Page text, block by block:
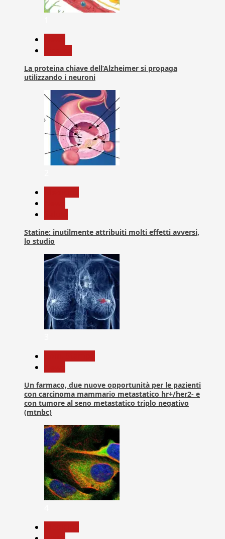
La proteina chiave dell’Alzheimer si propaga
utilizzando i neuroni
Statine: inutilmente attribuiti molti effetti avversi,
lo studio
Un farmaco, due nuove opportunità per le pazienti
con carcinoma mammario metastatico hr+/her2- e
con tumore al seno metastatico triplo negativo
(mtnbc)